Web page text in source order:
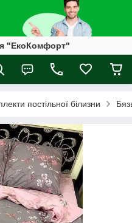
"ЕкоКомфорт"
постільної білизни